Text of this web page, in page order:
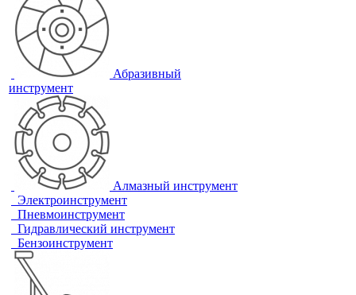
Абразивный
инструмент
Алмазный инструмент
Электроинструмент
Пневмоинструмент
Гидравлический инструмент
Бензоинструмент